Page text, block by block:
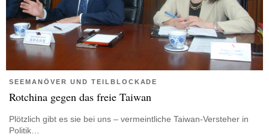
SEEMANÖVER UND TEILBLOCKADE
Rotchina gegen das freie Taiwan
Plötzlich gibt es sie bei uns – vermeintliche Taiwan-Versteher in
Politik…